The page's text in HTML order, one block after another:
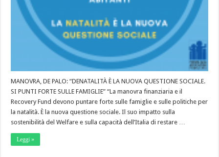
MANOVRA, DE PALO: “DENATALITÀ È LA NUOVA QUESTIONE SOCIALE.
SI PUNTI FORTE SULLE FAMIGLIE” “La manovra finanziaria e il
Recovery Fund devono puntare forte sulle famiglie e sulle politiche per
la natalità. È la nuova questione sociale. Il suo impatto sulla
sostenibilità del Welfare e sulla capacità dell’Italia di restare …
Leggi »